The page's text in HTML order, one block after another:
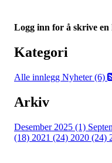
Logg inn for å skrive en
Kategori
Alle innlegg Nyheter (6)
Arkiv
Desember 2025 (1)
(18) 2021 (24) 2020 (24)